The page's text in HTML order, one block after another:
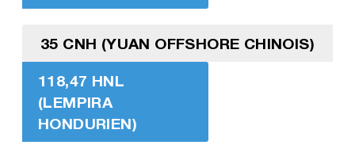
35 CNH (YUAN OFFSHORE CHINOIS)
118,47 HNL
(LEMPIRA
HONDURIEN)